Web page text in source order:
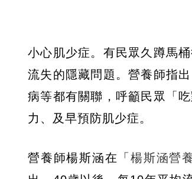
小心肌少症。有民眾久蹲馬
流失的隱藏問題。營養師指
病等都有關聯，呼籲民眾「
力、及早預防肌少症。
營養師楊斯涵在「楊斯涵營